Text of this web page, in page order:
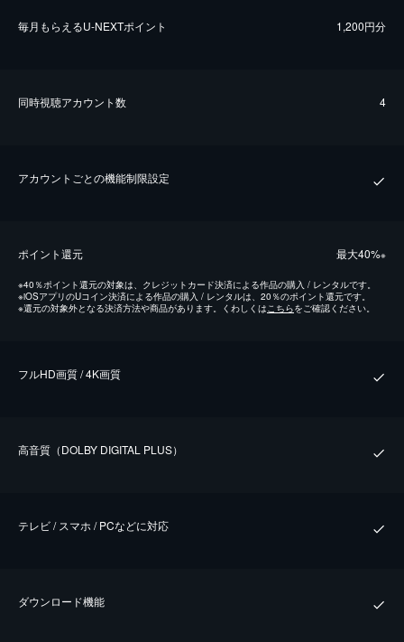
毎⽉もらえるU-NEXTポイント 1,200円分
同時視聴アカウント数 4
アカウントごとの機能制限設定
ポイント還元 最⼤40%※
※40％ポイント還元の対象は、クレジットカード決済による作品の購入 / レンタルです。
※iOSアプリのUコイン決済による作品の購入 / レンタルは、20％のポイント還元です。
※還元の対象外となる決済方法や商品があります。くわしくはこちらをご確認ください。
フルHD画質 / 4K画質
⾼⾳質（DOLBY DIGITAL PLUS）
テレビ / スマホ / PCなどに対応
ダウンロード機能